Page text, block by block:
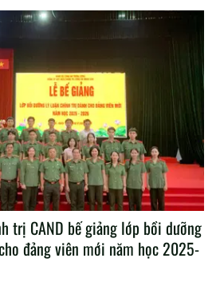
trị CAND bế giảng lớp bồi dưỡng
đảng viên mới năm học 2025-